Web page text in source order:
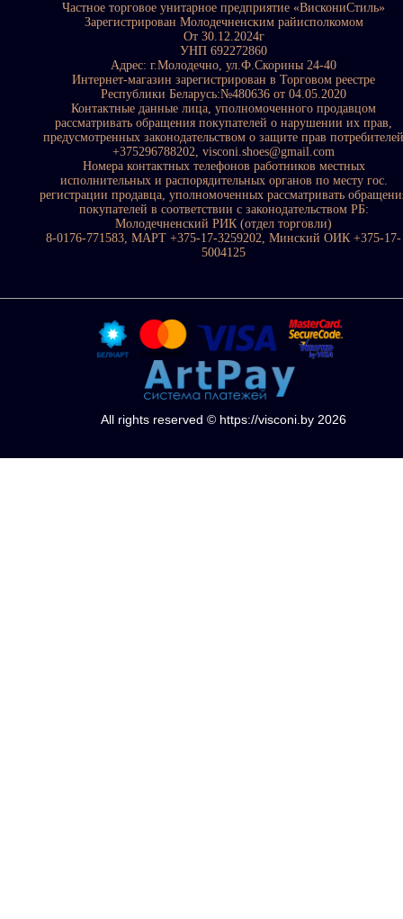
Частное торговое унитарное предприятие «ВискониСтиль»
Зарегистрирован Молодечненским райисполкомом
От 30.12.2024г
УНП 692272860
Адрес: г.Молодечно, ул.Ф.Скорины 24-40
Интернет-магазин зарегистрирован в Торговом реестре
Республики Беларусь:№480636 от 04.05.2020
Контактные данные лица, уполномоченного продавцом
рассматривать обращения покупателей о нарушении их прав,
предусмотренных законодательством о защите прав потребителей
+375296788202, visconi.shoes@gmail.com
Номера контактных телефонов работников местных
исполнительных и распорядительных органов по месту гос.
регистрации продавца, уполномоченных рассматривать
покупателей в соответствии с законодательством РБ:
Молодечненский РИК (отдел торговли)
8-0176-771583, МАРТ +375-17-3259202, Минский ОИК +375-17-
5004125
All rights reserved © https://visconi.by 2026